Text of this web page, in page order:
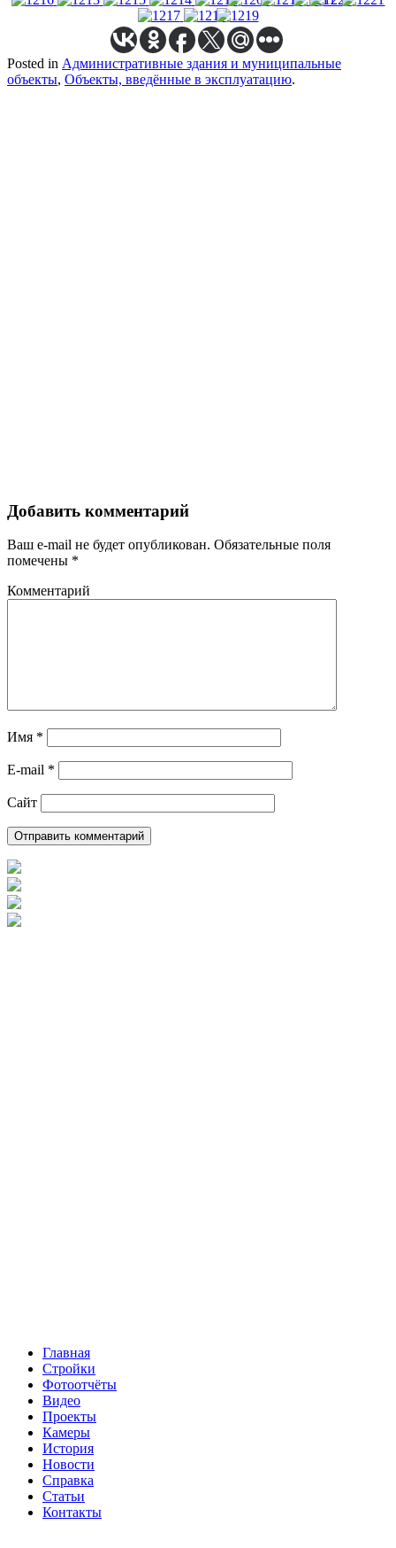
Posted in Административные здания и муниципальные
объекты, Объекты, введённые в эксплуатацию.
Добавить комментарий
Ваш e-mail не будет опубликован. Обязательные поля
помечены *
Комментарий
Имя *
E-mail *
Сайт
Главная
Стройки
Фотоотчёты
Видео
Проекты
Камеры
История
Новости
Справка
Статьи
Контакты